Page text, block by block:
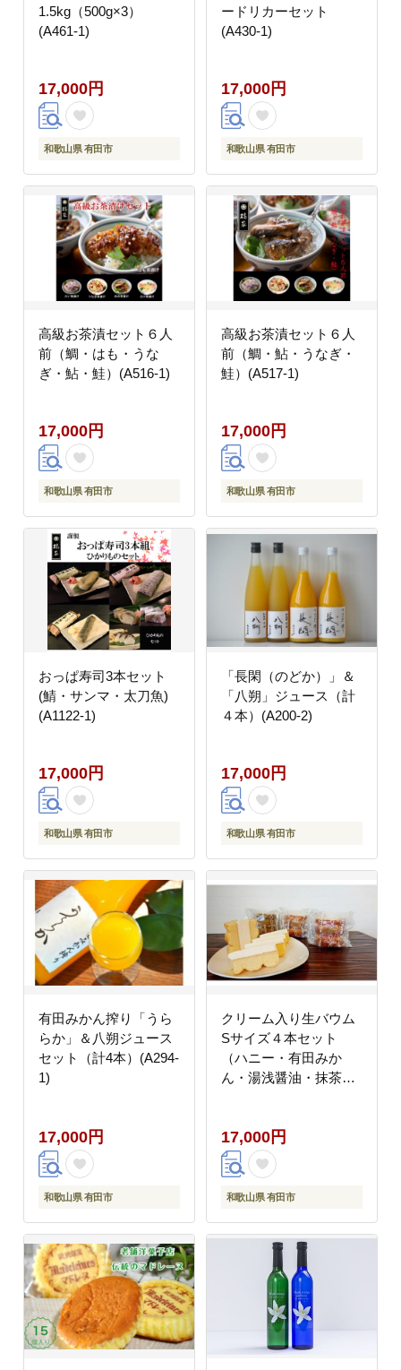
1.5kg（500g×3）
(A461-1)
17,000円
和歌山県 有田市
ードリカーセット
(A430-1)
17,000円
和歌山県 有田市
高級お茶漬セット６人
前（鯛・はも・うな
ぎ・鮎・鮭）(A516-1)
17,000円
和歌山県 有田市
高級お茶漬セット６人
前（鯛・鮎・うなぎ・
鮭）(A517-1)
17,000円
和歌山県 有田市
おっぱ寿司3本セット
(鯖・サンマ・太刀魚)
(A1122-1)
17,000円
和歌山県 有田市
「長閑（のどか）」＆
「八朔」ジュース（計
４本）(A200-2)
17,000円
和歌山県 有田市
有田みかん搾り「うら
らか」＆八朔ジュース
セット（計4本）(A294-
1)
17,000円
和歌山県 有田市
クリーム入り生バウム
Sサイズ４本セット
（ハニー・有田みか
ん・湯浅醤油・抹茶）
17,000円
和歌山県 有田市